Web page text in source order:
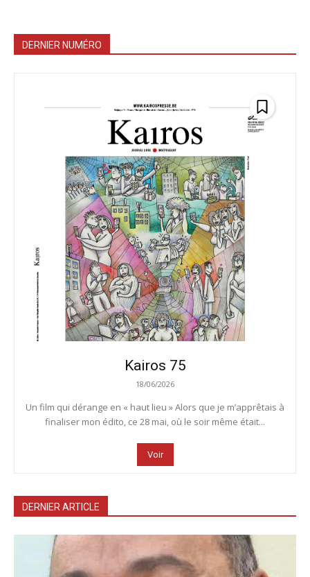
DERNIER NUMÉRO
Kairos 75
18/06/2026
Un film qui dérange en « haut lieu » Alors que je m’apprêtais à
finaliser mon édito, ce 28 mai, où le soir même était...
Voir
DERNIER ARTICLE